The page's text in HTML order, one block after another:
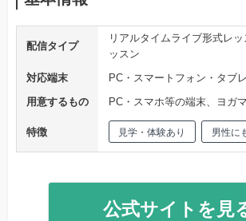
配信タイプ
リアルタイムライブ形式レ
ッスン
対応端末
PC・スマートフォン・タブ
用意するもの
PC・スマホ等の端末、ヨガ
特徴 見学・体験あり 男性に
公式サイトを見